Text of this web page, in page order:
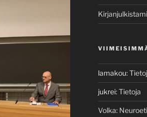
lamakou:
jukrei:Tietoja
Volka: